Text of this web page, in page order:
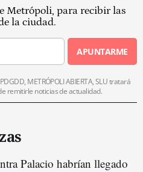
Metrópoli, para recibir las
la ciudad.
APUNTARME
METRÓPOLI ABIERTA, SLU tratará
remitirle noticias de actualidad.
Palacio habrían llegado